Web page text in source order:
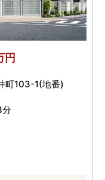
円
町103-1(地番)
分